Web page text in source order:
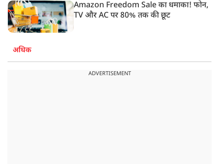
Amazon Freedom Sale का धमाका! फोन,
TV और AC पर 80% तक की छूट
अधिक
ADVERTISEMENT